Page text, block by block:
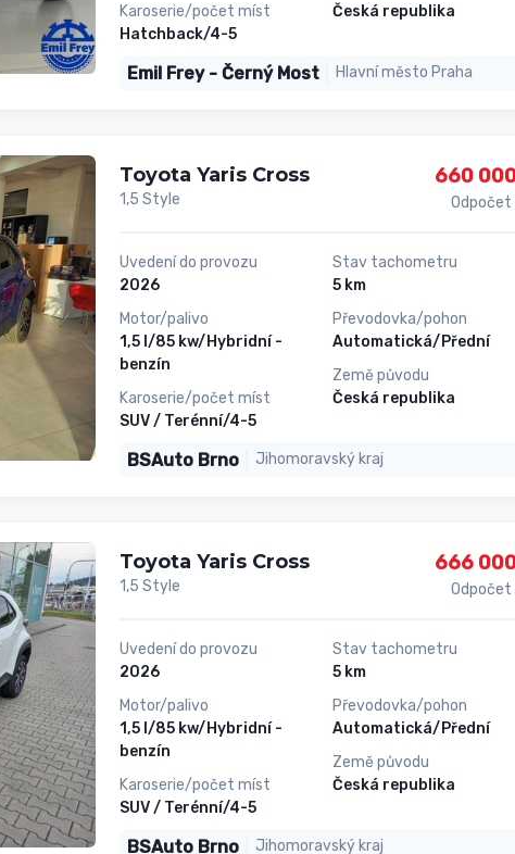
Karoserie/počet míst
Hatchback/4-5
Česká republika
Emil Frey - Černý Most Hlavní město Praha
Toyota Yaris Cross
1,5 Style
660
Odpočet
Uvedení do provozu
2026
Motor/palivo
1,5 l/85 kw/Hybridní -
benzín
Karoserie/počet míst
SUV / Terénní/4-5
Stav tachometru
5 km
Převodovka/pohon
Automatická/Přední
Země původu
Česká republika
BSAuto Brno Jihomoravský kraj
Toyota Yaris Cross
1,5 Style
666
Odpočet
Uvedení do provozu
2026
Motor/palivo
1,5 l/85 kw/Hybridní -
benzín
Karoserie/počet míst
SUV / Terénní/4-5
Stav tachometru
5 km
Převodovka/pohon
Automatická/Přední
Země původu
Česká republika
BSAuto Brno Jihomoravský kraj